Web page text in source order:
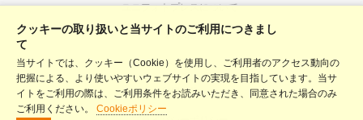
ユニフォトプレスについて
料金表
ヘルプ
利用規約
クッキーの取り扱いと当サイトのご利用につきまし
て
当サイトでは、クッキー（Cookie）を使用し、ご利用者のアクセス動向の
把握による、より使いやすいウェブサイトの実現を目指しています。当サ
イトをご利用の際は、ご利用条件をお読みいただき、同意された場合のみ
ご利用ください。 Cookieポリシー